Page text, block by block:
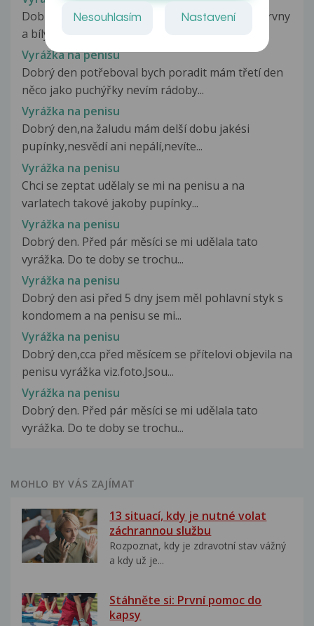
Dobrý den....na žaludu se mi udělaly tyto bílé skrvny
a bílý pupínek... mám...
Vyrážka na penisu
Dobrý den potřeboval bych poradit mám třetí den
něco jako puchýřky nevím rádoby...
Vyrážka na penisu
Dobrý den,na žaludu mám delší dobu jakési
pupínky,nesvědí ani nepálí,nevíte...
Vyrážka na penisu
Chci se zeptat udělaly se mi na penisu a na
varlatech takové jakoby pupínky...
Vyrážka na penisu
Dobrý den. Před pár měsíci se mi udělala tato
vyrážka. Do te doby se trochu...
Vyrážka na penisu
Dobrý den asi před 5 dny jsem měl pohlavní styk s
kondomem a na penisu se mi...
Vyrážka na penisu
Dobrý den,cca před měsícem se přítelovi objevila na
penisu vyrážka viz.foto.Jsou...
Vyrážka na penisu
Dobrý den. Před pár měsíci se mi udělala tato
vyrážka. Do te doby se trochu...
MOHLO BY VÁS ZAJÍMAT
13 situací, kdy je nutné volat
záchrannou službu
Rozpoznat, kdy je zdravotní stav vážný
a kdy už je...
Stáhněte si: První pomoc do
kapsy
Nesouhlasím Nastavení